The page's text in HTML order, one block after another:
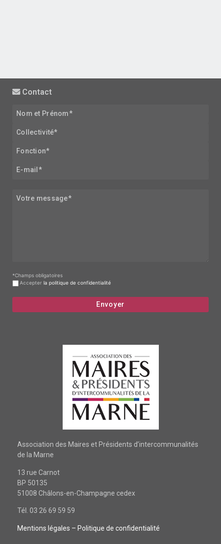
Association des Maires et Présidents d’intercommunalités
de la Marne
13 rue Carnot
BP 50135
51008 Châlons-en-Champagne cedex
Tél. 03 26 69 59 59
Mentions légales – Politique de confidentialité
Contact
*Champs obligatoires
Accepter la politique de confidentialité